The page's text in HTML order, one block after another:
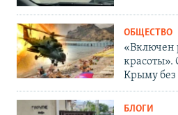
ОБЩЕСТВО
красоты».
Крыму без
БЛОГИ